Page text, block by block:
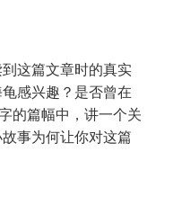
这篇文章时的真实
感兴趣？是否曾在
的篇幅中，讲一个关
事为何让你对这篇